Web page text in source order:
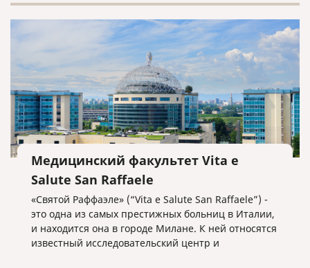
Медицинский факультет Vita e
Salute San Raffaele
«Святой Раффаэле» (“Vita e Salute San Raffaele”) -
это одна из самых престижных больниц в Италии,
и находится она в городе Милане. К ней относятся
известный исследовательский центр и